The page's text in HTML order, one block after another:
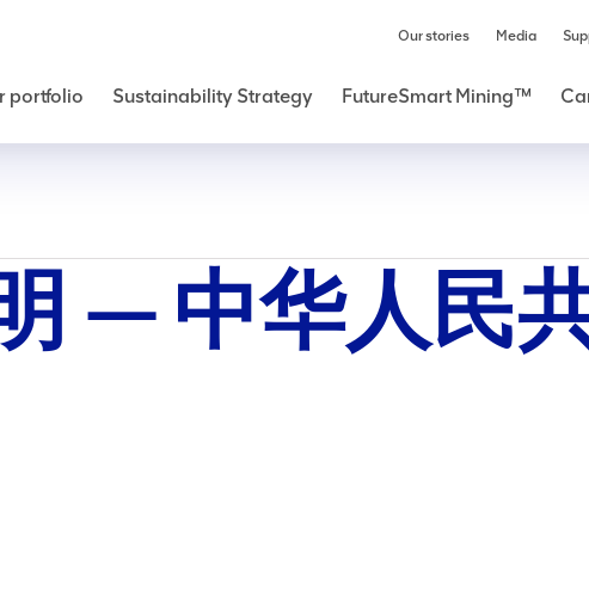
Our stories Media
portfolio Sustainability Strategy FutureSmart Mining™
— 中华人民